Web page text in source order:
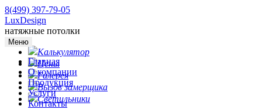
8(499) 397-79-05
LuxDesign
натяжные потолки
Меню
Главная
О компании
Продукция
Услуги
Контакты
Калькулятор
Цены
Галерея
Вызов замерщика
Светильники